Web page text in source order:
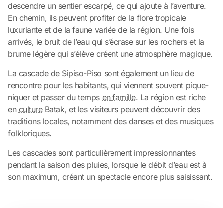
descendre un sentier escarpé, ce qui ajoute à l’aventure.
En chemin, ils peuvent profiter de la flore tropicale
luxuriante et de la faune variée de la région. Une fois
arrivés, le bruit de l’eau qui s’écrase sur les rochers et la
brume légère qui s’élève créent une atmosphère magique.
La cascade de Sipiso-Piso sont également un lieu de
rencontre pour les habitants, qui viennent souvent pique-
niquer et passer du temps en famille. La région est riche
en cultureBatak, et les visiteurs peuvent découvrir des
traditions locales, notamment des danses et des musiques
folkloriques.
Les cascades sont particulièrement impressionnantes
pendant la saison des pluies, lorsque le débit d’eau est à
son maximum, créant un spectacle encore plus saisissant.